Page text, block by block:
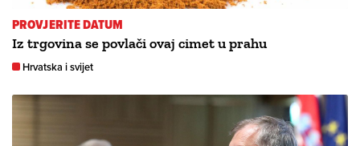
PROVJERITE DATUM
Iz trgovina se povlači ovaj cimet u prahu
Hrvatska i svijet